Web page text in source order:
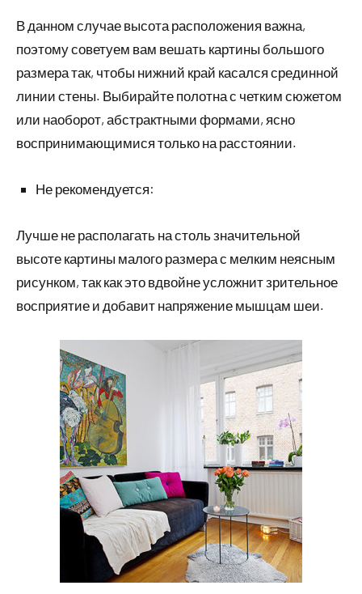
В данном случае высота расположения важна,
поэтому советуем вам вешать картины большого
размера так, чтобы нижний край касался срединной
линии стены. Выбирайте полотна с четким сюжетом
или наоборот, абстрактными формами, ясно
воспринимающимися только на расстоянии.
Не рекомендуется:
Лучше не располагать на столь значительной
высоте картины малого размера с мелким неясным
рисунком, так как это вдвойне усложнит зрительное
восприятие и добавит напряжение мышцам шеи.